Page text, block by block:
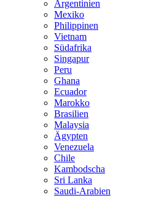
Argentinien
Mexiko
Philippinen
Vietnam
Südafrika
Singapur
Peru
Ghana
Ecuador
Marokko
Brasilien
Malaysia
Ägypten
Venezuela
Chile
Kambodscha
Sri Lanka
Saudi-Arabien